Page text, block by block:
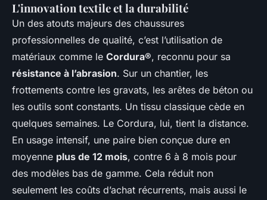
L'innovation textile et la durabilité
Un des atouts majeurs des chaussures
professionnelles de qualité, c’est l’utilisation de
matériaux comme le Cordura®, reconnu pour sa
résistance à l’abrasion. Sur un chantier, les
frottements contre les gravats, les arêtes de béton ou
les outils sont constants. Un tissu classique cède en
quelques semaines. Le Cordura, lui, tient la distance.
En usage intensif, une paire bien conçue dure en
moyenne plus de 12 mois, contre 6 à 8 mois pour
des modèles bas de gamme. Cela réduit non
seulement les coûts d’achat récurrents, mais aussi le